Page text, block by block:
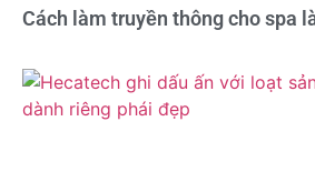
Cách làm truyền thông cho spa